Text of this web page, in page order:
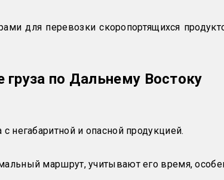
для перевозки скоропортящихся
груза по Дальнему Востоку
негабаритной и опасной продукцией.
маршрут, учитывают его время,